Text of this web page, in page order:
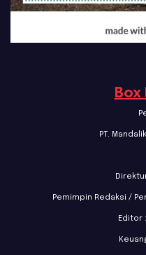
Box
PT.
Pemimpin Redaksi /
Editor